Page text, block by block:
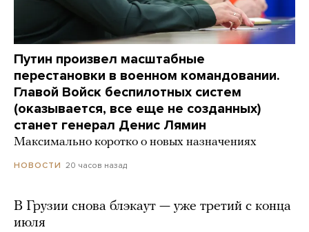
Путин произвел масштабные
перестановки в военном командовании.
Главой Войск беспилотных систем
(оказывается, все еще не созданных)
станет генерал Денис Лямин
Максимально коротко о новых назначениях
НОВОСТИ 20 часов назад
В Грузии снова блэкаут — уже третий с конца
июля